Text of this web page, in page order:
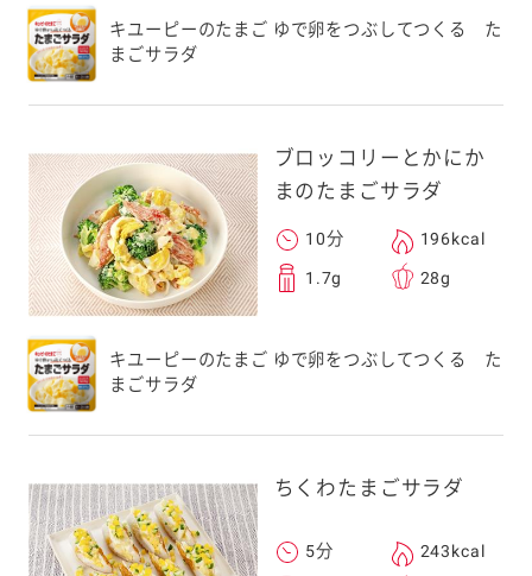
キユーピーのたまご ゆで卵をつぶしてつくる た
まごサラダ
ブロッコリーとかにか
まのたまごサラダ
10分 196kcal
1.7g 28g
キユーピーのたまご ゆで卵をつぶしてつくる た
まごサラダ
ちくわたまごサラダ
5分 243kcal